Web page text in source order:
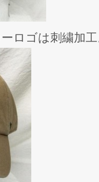
ロゴは刺繍加